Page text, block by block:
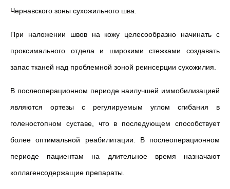
Чернавского зоны сухожильного шва.
При наложении швов на кожу целесообразно начинать с
проксимального отдела и широкими стежками создавать
запас тканей над проблемной зоной реинсерции сухожилия.
В послеоперационном периоде наилучшей иммобилизацией
являются ортезы с регулируемым углом сгибания в
голеностопном суставе, что в последующем способствует
более оптимальной реабилитации. В послеоперационном
периоде пациентам на длительное время назначают
коллагенсодержащие препараты.